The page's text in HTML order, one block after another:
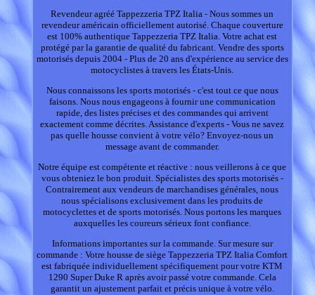
Revendeur agréé Tappezzeria TPZ Italia - Nous sommes un
revendeur américain officiellement autorisé. Chaque couverture
est 100% authentique Tappezzeria TPZ Italia. Votre achat est
protégé par la garantie de qualité du fabricant. Vendre des sports
motorisés depuis 2004 - Plus de 20 ans d'expérience au service des
motocyclistes à travers les États-Unis.
Nous connaissons les sports motorisés - c'est tout ce que nous
faisons. Nous nous engageons à fournir une communication
rapide, des listes précises et des commandes qui arrivent
exactement comme décrites. Assistance d'experts - Vous ne savez
pas quelle housse convient à votre vélo? Envoyez-nous un
message avant de commander.
Notre équipe est compétente et réactive : nous veillerons à ce que
vous obteniez le bon produit. Spécialistes des sports motorisés -
Contrairement aux vendeurs de marchandises générales, nous
nous spécialisons exclusivement dans les produits de
motocyclettes et de sports motorisés. Nous portons les marques
auxquelles les coureurs sérieux font confiance.
Informations importantes sur la commande. Sur mesure sur
commande : Votre housse de siège Tappezzeria TPZ Italia Comfort
est fabriquée individuellement spécifiquement pour votre KTM
1290 Super Duke R après avoir passé votre commande. Cela
garantit un ajustement parfait et précis unique à votre vélo.